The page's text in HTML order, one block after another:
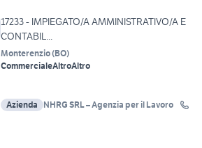
17233 - IMPIEGATO/A AMMINISTRATIVO/A E
CONTABIL...
Monterenzio(BO)
CommercialeAltroAltro
Azienda NHRG SRL – Agenzia per il Lavoro